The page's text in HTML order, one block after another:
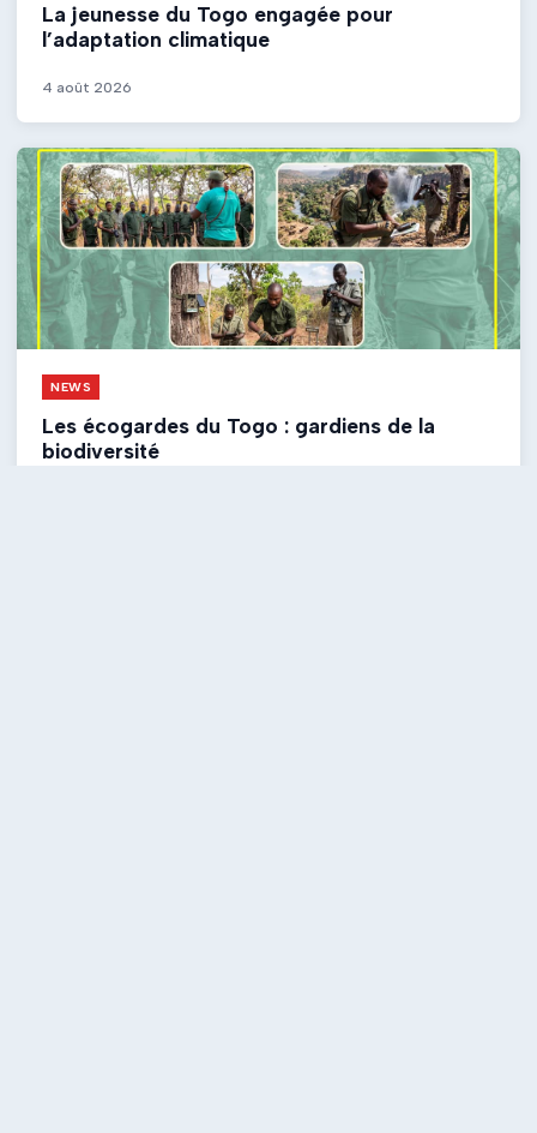
La jeunesse du Togo engagée pour
l’adaptation climatique
4 août 2026
NEWS
Les écogardes du Togo : gardiens de la
biodiversité